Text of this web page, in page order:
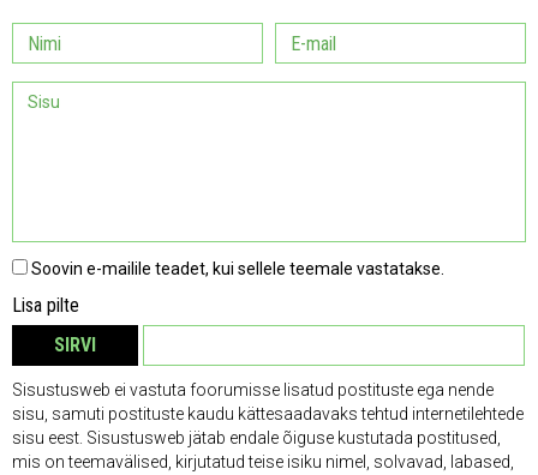
Soovin e-mailile teadet, kui sellele teemale vastatakse.
Lisa pilte
SIRVI
Sisustusweb ei vastuta foorumisse lisatud postituste ega nende
sisu, samuti postituste kaudu kättesaadavaks tehtud internetilehtede
sisu eest. Sisustusweb jätab endale õiguse kustutada postitused,
mis on teemavälised, kirjutatud teise isiku nimel, solvavad, labased,